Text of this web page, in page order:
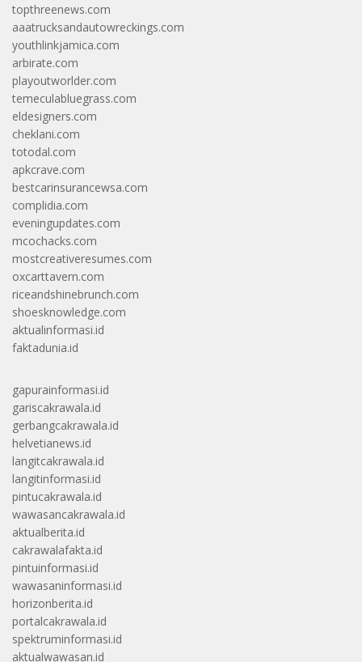
topthreenews.com
aaatrucksandautowreckings.com
youthlinkjamica.com
arbirate.com
playoutworlder.com
temeculabluegrass.com
eldesigners.com
cheklani.com
totodal.com
apkcrave.com
bestcarinsurancewsa.com
complidia.com
eveningupdates.com
mcochacks.com
mostcreativeresumes.com
oxcarttavern.com
riceandshinebrunch.com
shoesknowledge.com
aktualinformasi.id
faktadunia.id
gapurainformasi.id
gariscakrawala.id
gerbangcakrawala.id
helvetianews.id
langitcakrawala.id
langitinformasi.id
pintucakrawala.id
wawasancakrawala.id
aktualberita.id
cakrawalafakta.id
pintuinformasi.id
wawasaninformasi.id
horizonberita.id
portalcakrawala.id
spektruminformasi.id
aktualwawasan.id